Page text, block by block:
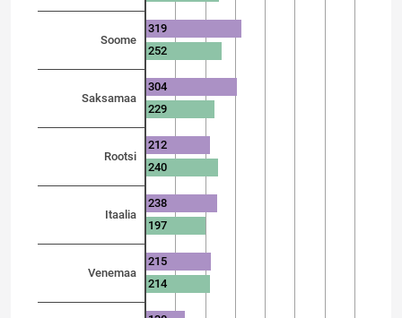
Soome
Saksamaa
Rootsi
Itaalia
Venemaa
319
252
304
229
212
240
238
197
215
214